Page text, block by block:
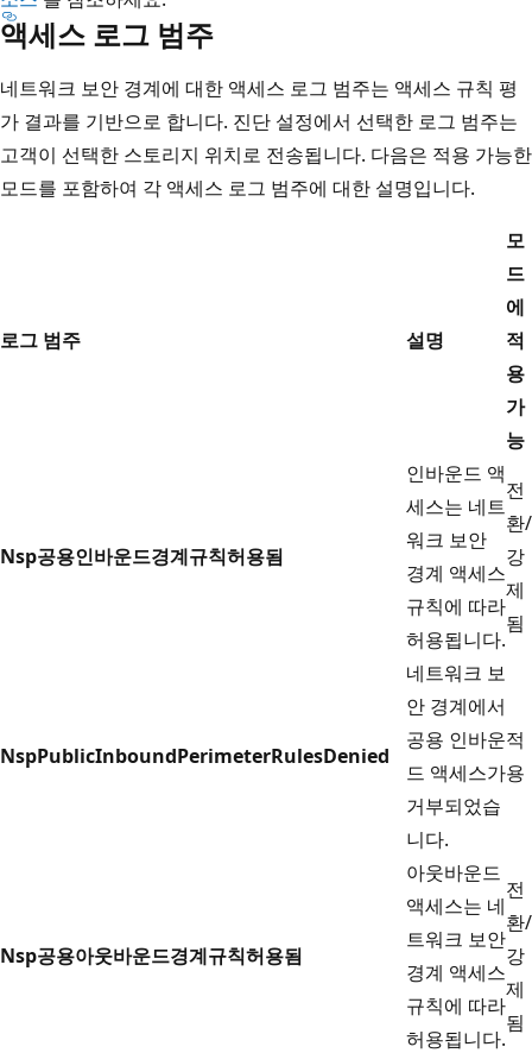
액세스 로그 범주
네트워크 보안 경계에 대한 액세스 로그 범주는 액세스 규칙 평
가 결과를 기반으로 합니다. 진단 설정에서 선택한 로그 범주는
고객이 선택한 스토리지 위치로 전송됩니다. 다음은 적용 가능한
모드를 포함하여 각 액세스 로그 범주에 대한 설명입니다.
로그 범주 설명
모
드
에
적
용
가
능
Nsp공용인바운드경계규칙허용됨
인바운드 액
세스는 네트
워크 보안
경계 액세스
규칙에 따라
허용됩니다.
전
환/
강
제
됨
NspPublicInboundPerimeterRulesDenied
네트워크 보
안 경계에서
공용 인바운
드 액세스가
거부되었습
니다.
적
용
Nsp공용아웃바운드경계규칙허용됨
아웃바운드
액세스는 네
트워크 보안
경계 액세스
규칙에 따라
허용됩니다.
전
환/
강
제
됨